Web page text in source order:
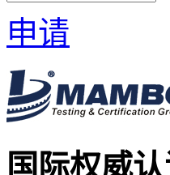
申请
国际权威